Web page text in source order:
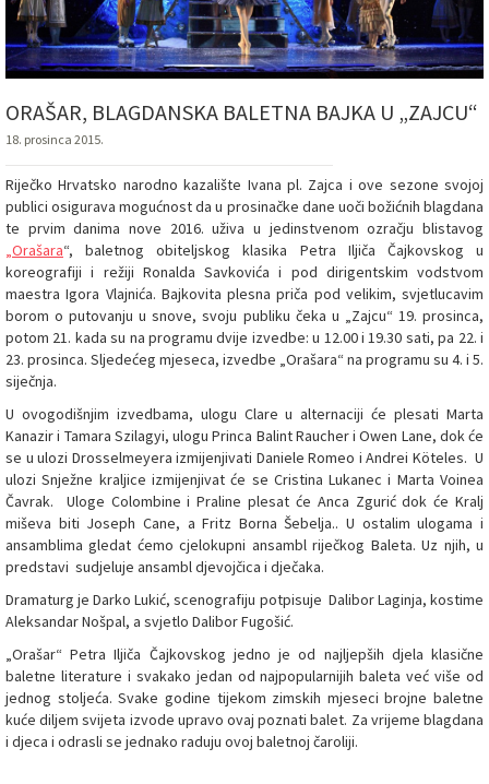
ORAŠAR, BLAGDANSKA BALETNA BAJKA U „ZAJCU“
18. prosinca 2015.
Riječko Hrvatsko narodno kazalište Ivana pl. Zajca i ove sezone svojoj
publici osigurava mogućnost da u prosinačke dane uoči božićnih blagdana
te prvim danima nove 2016. uživa u jedinstvenom ozračju blistavog
„Orašara“, baletnog obiteljskog klasika Petra Iljiča Čajkovskog u
koreografiji i režiji Ronalda Savkovića i pod dirigentskim vodstvom
maestra Igora Vlajnića. Bajkovita plesna priča pod velikim, svjetlucavim
borom o putovanju u snove, svoju publiku čeka u „Zajcu“ 19. prosinca,
potom 21. kada su na programu dvije izvedbe: u 12.00 i 19.30 sati, pa 22. i
23. prosinca. Sljedećeg mjeseca, izvedbe „Orašara“ na programu su 4. i 5.
siječnja.
U ovogodišnjim izvedbama, ulogu Clare u alternaciji će plesati Marta
Kanazir i Tamara Szilagyi, ulogu Princa Balint Raucher i Owen Lane, dok će
se u ulozi Drosselmeyera izmijenjivati Daniele Romeo i Andrei Köteles. U
ulozi Snježne kraljice izmijenjivat će se Cristina Lukanec i Marta Voinea
Čavrak. Uloge Colombine i Praline plesat će Anca Zgurić dok će Kralj
miševa biti Joseph Cane, a Fritz Borna Šebelja.. U ostalim ulogama i
ansamblima gledat ćemo cjelokupni ansambl riječkog Baleta. Uz njih, u
predstavi sudjeluje ansambl djevojčica i dječaka.
Dramaturg je Darko Lukić, scenografiju potpisuje Dalibor Laginja, kostime
Aleksandar Nošpal, a svjetlo Dalibor Fugošić.
„Orašar“ Petra Iljiča Čajkovskog jedno je od najljepših djela klasične
baletne literature i svakako jedan od najpopularnijih baleta već više od
jednog stoljeća. Svake godine tijekom zimskih mjeseci brojne baletne
kuće diljem svijeta izvode upravo ovaj poznati balet. Za vrijeme blagdana
i djeca i odrasli se jednako raduju ovoj baletnoj čaroliji.